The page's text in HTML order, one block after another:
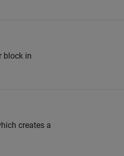
block in
creates a